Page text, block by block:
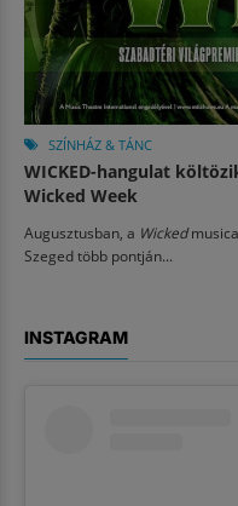
SZÍNHÁZ & TÁNC
WICKED-hangulat
Wicked Week
Augusztusban, a Wicked
Szeged több pontján...
INSTAGRAM